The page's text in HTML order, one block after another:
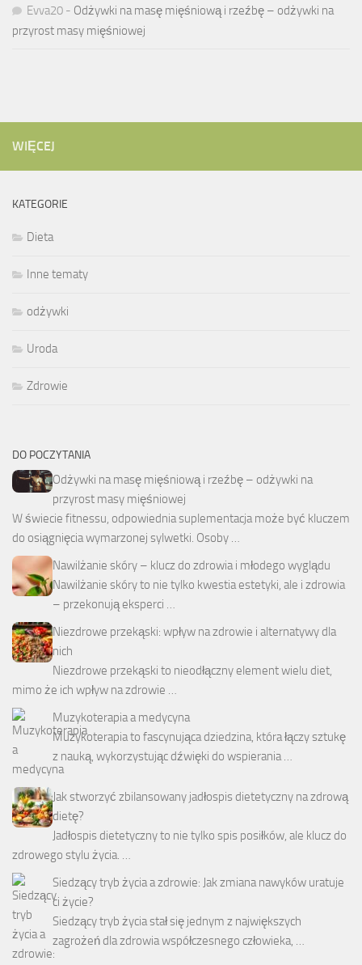
Evva20 - Odżywki na masę mięśniową i rzeźbę – odżywki na
przyrost masy mięśniowej
WIĘCEJ
KATEGORIE
Dieta
Inne tematy
odżywki
Uroda
Zdrowie
DO POCZYTANIA
Odżywki na masę mięśniową i rzeźbę – odżywki na
przyrost masy mięśniowej
W świecie fitnessu, odpowiednia suplementacja może być kluczem
do osiągnięcia wymarzonej sylwetki. Osoby …
Nawilżanie skóry – klucz do zdrowia i młodego wyglądu
Nawilżanie skóry to nie tylko kwestia estetyki, ale i zdrowia
– przekonują eksperci …
Niezdrowe przekąski: wpływ na zdrowie i alternatywy dla
nich
Niezdrowe przekąski to nieodłączny element wielu diet,
mimo że ich wpływ na zdrowie …
Muzykoterapia a medycyna
Muzykoterapia to fascynująca dziedzina, która łączy sztukę
z nauką, wykorzystując dźwięki do wspierania …
Jak stworzyć zbilansowany jadłospis dietetyczny na zdrową
dietę?
Jadłospis dietetyczny to nie tylko spis posiłków, ale klucz do
zdrowego stylu życia. …
Siedzący tryb życia a zdrowie: Jak zmiana nawyków uratuje
ci życie?
Siedzący tryb życia stał się jednym z największych
zagrożeń dla zdrowia współczesnego człowieka, …